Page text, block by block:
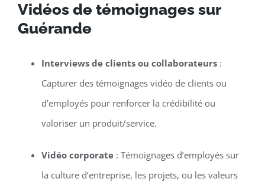
Vidéos de témoignages sur
Guérande
Interviews de clients ou collaborateurs:
Capturer des témoignages vidéo de clients ou
d’employés pour renforcer la crédibilité ou
valoriser un produit/service.
Vidéo corporate: Témoignages d’employés sur
la culture d’entreprise, les projets, ou les valeurs